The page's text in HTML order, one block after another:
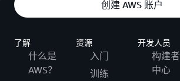
创建 AWS 账户
了解
什么是
AWS？
资源
入门
训练
开发人员
构建者
中心